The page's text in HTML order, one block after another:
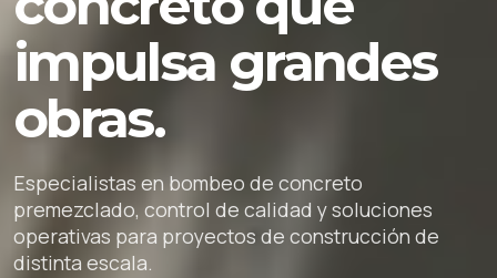
impulsa grandes
obras.
Especialistas en bombeo de concreto
premezclado, control de calidad y soluciones
operativas para proyectos de construcción de
distinta escala.